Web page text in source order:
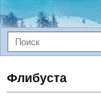
Флибуста